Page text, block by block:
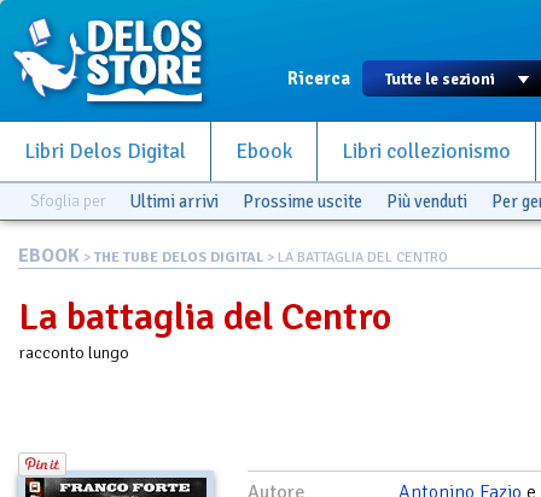
Ricerca
Libri Delos Digital Ebook Libri collezionismo
Sfoglia per Ultimi arrivi Prossime uscite Più venduti Per
EBOOK > THE TUBE DELOS DIGITAL > LA BATTAGLIA DEL CENTRO
La battaglia del Centro
racconto lungo
Autore Antonino Fazio e